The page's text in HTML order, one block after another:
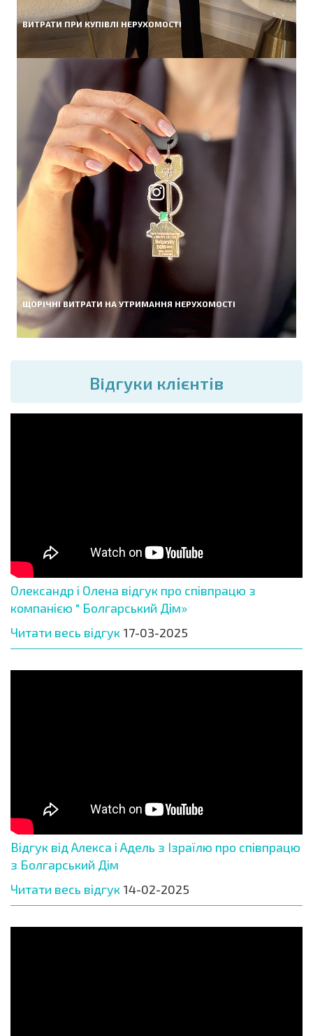
ВИТРАТИ ПРИ КУПІВЛІ НЕРУХОМОСТІ
ЩОРІЧНІ ВИТРАТИ НА УТРИМАННЯ НЕРУХОМОСТІ
Вiдгуки клієнтів
Олександр і Олена відгук про співпрацю з
компанією " Болгарський Дім»
Читати весь відгук 17-03-2025
Відгук від Алекса і Адель з Ізраїлю про співпрацю
з Болгарський Дім
Читати весь відгук 14-02-2025